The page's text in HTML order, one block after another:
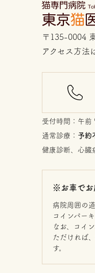
〒135-0004
アクセス方法
受付時間：午
通常診療： 予約
健康診断、心臓
※お車でお
病院周囲の
コインパー
なお、コイ
ただければ
す。